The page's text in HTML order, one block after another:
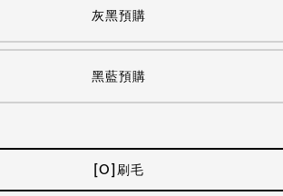
灰黑預購
黑藍預購
[O]刷毛